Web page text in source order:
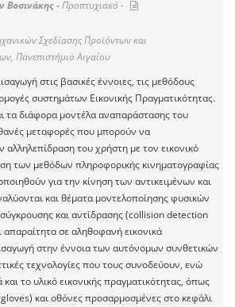
Βοσινάκης -Προπτυχιακό -
Σχεδίασης Προϊόντων και
Πανεπιστήμιο Αιγαίου
στις βασικές έννοιες, τις μεθόδους
συστημάτων Εικονικής Πραγματικότητας.
τα διάφορα μοντέλα αναπαράστασης του
μεταφορές που μπορούν να
αλληλεπίδραση του χρήστη με τον εικονικό
των μεθόδων πληροφορικής κινηματογραφίας
για την κίνηση των αντικειμένων και
και θέματα μοντελοποίησης φυσικών
και αντίδρασης (collision detection
σε αληθοφανή εικονικά
στην έννοια των αυτόνομων συνθετικών
τεχνολογίες που τους συνοδεύουν, ενώ
και το υλικό εικονικής πραγματικότητας, όπως
και οθόνες προσαρμοσμένες στο κεφάλι